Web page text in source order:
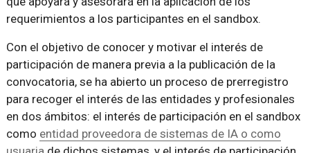
requerimientos a los participantes en el sandbox.
Con el objetivo de conocer y motivar el interés de
participación de manera previa a la publicación de la
convocatoria, se ha abierto un proceso de prerregistro
para recoger el interés de las entidades y profesionales
en dos ámbitos: el interés de participación en el sandbox
como entidad proveedora de sistemas de IA o como